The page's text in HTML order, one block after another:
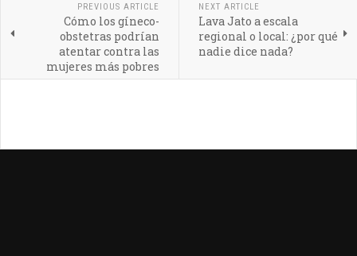
PREVIOUS ARTICLE
Cómo los gíneco-
obstetras podrían
atentar contra las
mujeres más pobres
NEXT ARTICLE
Lava Jato a escala
regional o local: ¿por qué
nadie dice nada?